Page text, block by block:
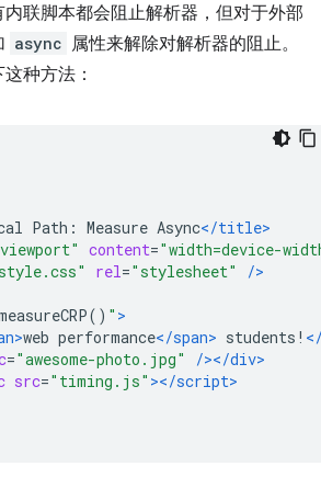
联脚本都会阻止解析器，但对于外部
async 属性来解除对解析器的阻止。
种方法：
Path: Measure Async</title>
content="width=device-
rel="stylesheet"
/>
() " >
web performance</span> students!
="awesome-photo.jpg"
/></div>
src="timing.js" ></script>